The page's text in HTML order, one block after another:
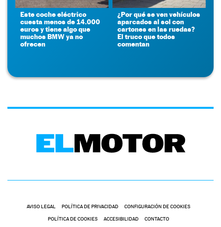
Este coche eléctrico
cuesta menos de 14.000
euros y tiene algo que
muchos BMW ya no
ofrecen
¿Por qué se ven vehículos
aparcados al sol con
cartones en las ruedas?
El truco que todos
comentan
AVISO LEGAL POLÍTICA DE PRIVACIDAD CONFIGURACIÓN DE COOKIES
POLÍTICA DE COOKIES ACCESIBILIDAD CONTACTO